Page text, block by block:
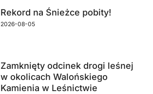
Rekord na Śnieżce pobity!
2026-08-05
Zamknięty odcinek drogi leśnej
w okolicach Walońskiego
Kamienia w Leśnictwie